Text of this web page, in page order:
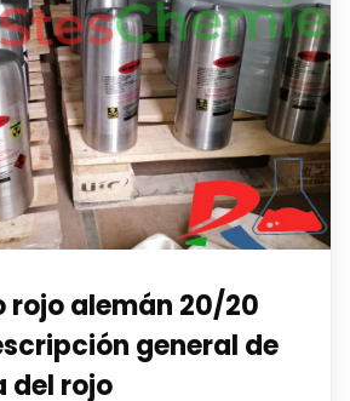
rojo alemán 20/20
general de
del rojo